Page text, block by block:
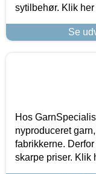
sytilbehør. Klik
Se
Hos
nyproduceret
fabrikkerne.
skarpe priser. Klik